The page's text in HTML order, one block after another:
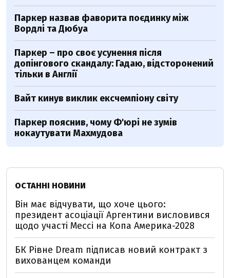
Паркер назвав фаворита поєдинку між
Вордлі та Дюбуа
Паркер – про своє усунення після
допінгового скандалу: Гадаю, відсторонений
тільки в Англії
Вайт кинув виклик ексчемпіону світу
Паркер пояснив, чому Ф'юрі не зумів
нокаутувати Махмудова
ОСТАННІ НОВИНИ
Він має відчувати, що хоче цього:
президент асоціації Аргентини висловився
щодо участі Мессі на Копа Америка-2028
БК Рівне Dream підписав новий контракт з
вихованцем команди